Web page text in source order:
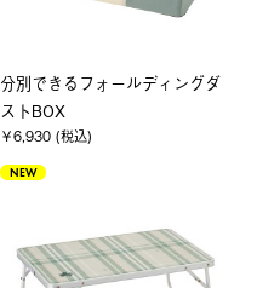
分別できるフォールディングダ
ストBOX
￥6,930 (税込)
NEW